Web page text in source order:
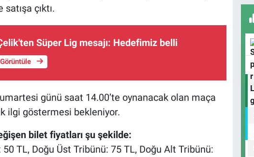
çıktı.
Süper Lig mesajı: Hedefimiz belli
günü saat 14.00’te oynanacak olan maça
ilgi göstermesi bekleniyor.
bilet fiyatları şu şekilde:
50 TL, Doğu Üst Tribünü: 75 TL, Doğu Alt Tribünü: